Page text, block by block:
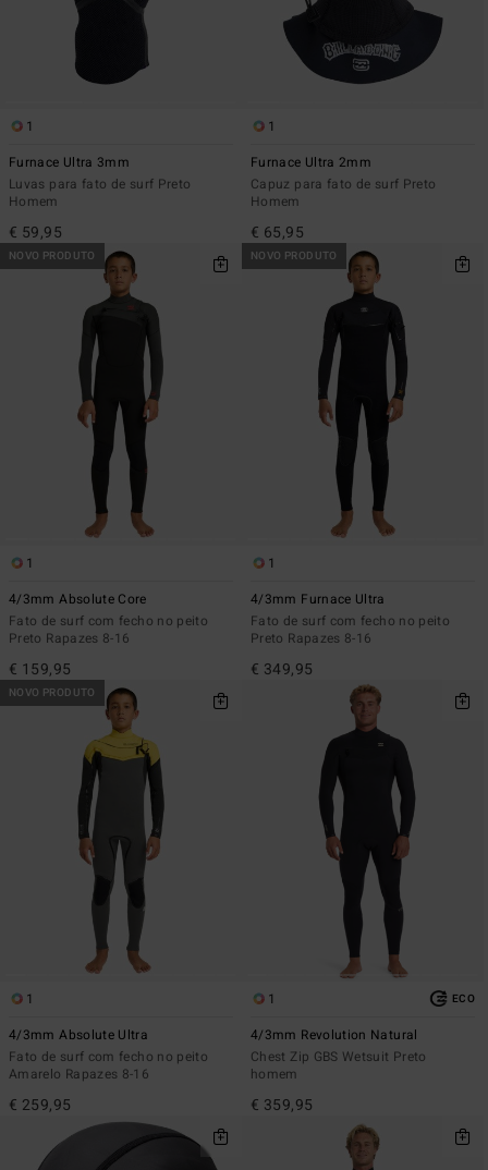
1
Furnace Ultra 3mm
Luvas para fato de surf Preto
Homem
€ 59,95
1
Furnace Ultra 2mm
Capuz para fato de surf Preto
Homem
€ 65,95
NOVO PRODUTO
1
4/3mm Absolute Core
Fato de surf com fecho no peito
Preto Rapazes 8-16
€ 159,95
NOVO PRODUTO
1
4/3mm Furnace Ultra
Fato de surf com fecho no peito
Preto Rapazes 8-16
€ 349,95
NOVO PRODUTO
1
4/3mm Absolute Ultra
Fato de surf com fecho no peito
Amarelo Rapazes 8-16
€ 259,95
1 ECO
4/3mm Revolution Natural
Chest Zip GBS Wetsuit Preto
homem
€ 359,95